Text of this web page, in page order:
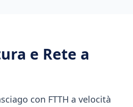
e Rete a
con FTTH a velocità